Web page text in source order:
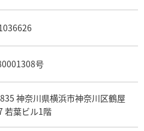
買取
号
神奈川県横浜市神奈川区鶴屋
若葉ビル1階